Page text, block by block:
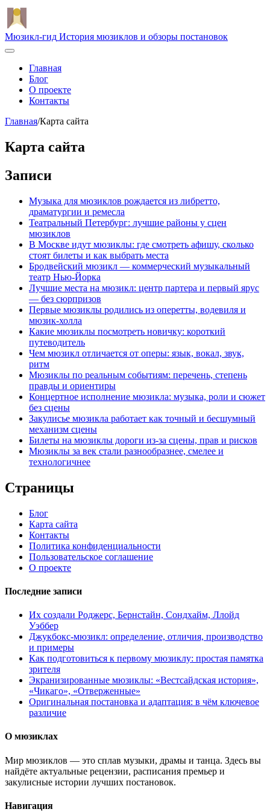
Мюзикл-гид История мюзиклов и обзоры постановок
Главная
Блог
О проекте
Контакты
Главная/Карта сайта
Карта сайта
Записи
Музыка для мюзиклов рождается из либретто,
драматургии и ремесла
Театральный Петербург: лучшие районы у сцен
мюзиклов
В Москве идут мюзиклы: где смотреть афишу, сколько
стоят билеты и как выбрать места
Бродвейский мюзикл — коммерческий музыкальный
театр Нью‑Йорка
Лучшие места на мюзикл: центр партера и первый ярус
— без сюрпризов
Первые мюзиклы родились из оперетты, водевиля и
мюзик-холла
Какие мюзиклы посмотреть новичку: короткий
путеводитель
Чем мюзикл отличается от оперы: язык, вокал, звук,
ритм
Мюзиклы по реальным событиям: перечень, степень
правды и ориентиры
Концертное исполнение мюзикла: музыка, роли и сюжет
без сцены
Закулисье мюзикла работает как точный и бесшумный
механизм сцены
Билеты на мюзиклы дороги из‑за сцены, прав и рисков
Мюзиклы за век стали разнообразнее, смелее и
технологичнее
Страницы
Блог
Карта сайта
Контакты
Политика конфиденциальности
Пользовательское соглашение
О проекте
Последние записи
Их создали Роджерс, Бернстайн, Сондхайм, Ллойд
Уэббер
Джукбокс‑мюзикл: определение, отличия, производство
и примеры
Как подготовиться к первому мюзиклу: простая памятка
зрителя
Экранизированные мюзиклы: «Вестсайдская история»,
«Чикаго», «Отверженные»
Оригинальная постановка и адаптация: в чём ключевое
различие
О мюзиклах
Мир мюзиклов — это сплав музыки, драмы и танца. Здесь вы
найдёте актуальные рецензии, расписания премьер и
закулисные истории лучших постановок.
Навигация